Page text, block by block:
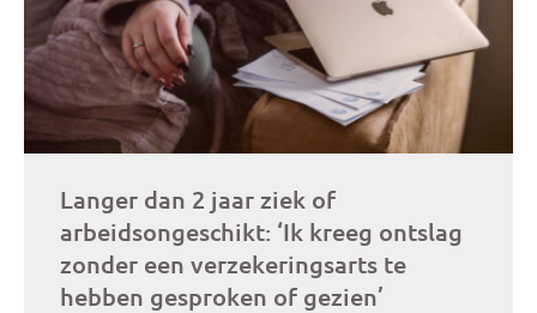
Langer dan 2 jaar ziek of
arbeidsongeschikt: ‘Ik kreeg ontslag
zonder een verzekeringsarts te
hebben gesproken of gezien’